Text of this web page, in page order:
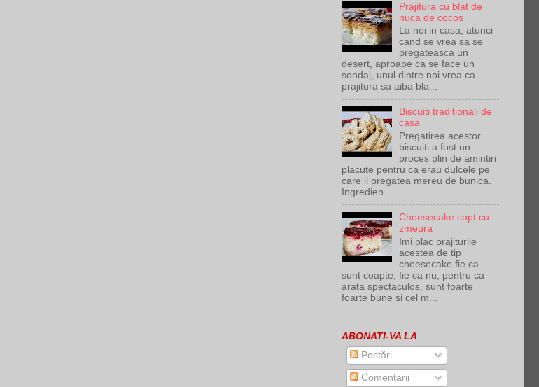
Prajitura cu blat de
nuca de cocos
La noi in casa, atunci
cand se vrea sa se
pregateasca un
desert, aproape ca se face un
sondaj, unul dintre noi vrea ca
prajitura sa aiba bla...
Biscuiti traditionali de
casa
Pregatirea acestor
biscuiti a fost un
proces plin de amintiri
placute pentru ca erau dulcele pe
care il pregatea mereu de bunica.
Ingredien...
Cheesecake copt cu
zmeura
Imi plac prajiturile
acestea de tip
cheesecake fie ca
sunt coapte, fie ca nu, pentru ca
arata spectaculos, sunt foarte
foarte bune si cel m...
ABONATI-VA LA
Postări
Comentarii